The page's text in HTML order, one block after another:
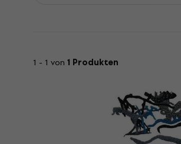
1 - 1 von 1 Produkten